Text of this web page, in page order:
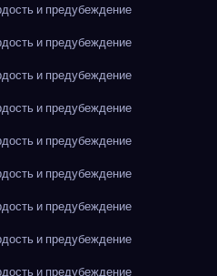
и предубеждение
и предубеждение
и предубеждение
и предубеждение
и предубеждение
и предубеждение
и предубеждение
и предубеждение
и предубеждение